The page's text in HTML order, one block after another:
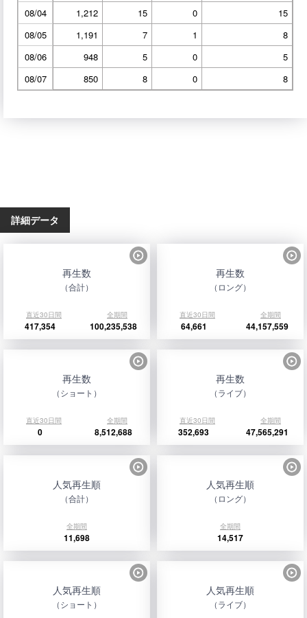
08/04
1,212 15 0
15
08/05
1,191 7 1
8
08/06
948 5 0
5
08/07
850 8 0 8
詳細データ
再生数
（合計）
直近30日間 全期間
417,354 100,235,538
再生数
（ロング）
直近30日間 全期間
64,661 44,157,559
再生数
（ショート）
直近30日間 全期間
0 8,512,688
再生数
（ライブ）
直近30日間 全期間
352,693 47,565,291
人気再生順
（合計）
全期間
11,698
人気再生順
（ロング）
全期間
14,517
人気再生順
（ショート）
人気再生順
（ライブ）